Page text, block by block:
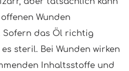
Wunden
Sofern das Öl richtig
steril. Bei Wunden wirken
Inhaltsstoffe und